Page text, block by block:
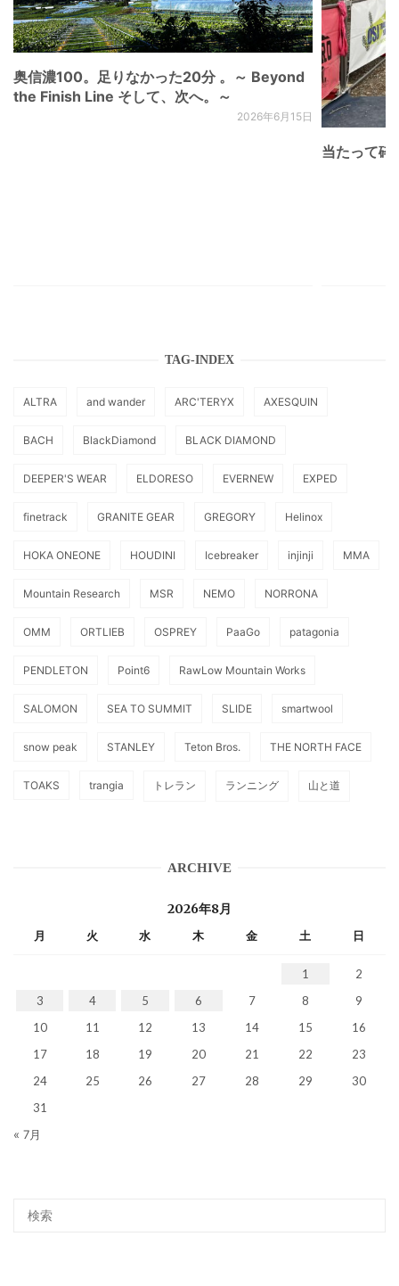
奥信濃100。足りなかった20分 。～ Beyond
the Finish Line そして、次へ。～
2026年6月15日
当たって砕
TAG-INDEX
ALTRA and wander ARC'TERYX AXESQUIN
BACH BlackDiamond BLACK DIAMOND
DEEPER'S WEAR ELDORESO EVERNEW EXPED
finetrack GRANITE GEAR GREGORY Helinox
HOKA ONEONE HOUDINI Icebreaker injinji MMA
Mountain Research MSR NEMO NORRONA
OMM ORTLIEB OSPREY PaaGo patagonia
PENDLETON Point6 RawLow Mountain Works
SALOMON SEA TO SUMMIT SLIDE smartwool
snow peak STANLEY Teton Bros. THE NORTH FACE
TOAKS trangia トレラン ランニング 山と道
ARCHIVE
2026年8月
月 火 水 木 金 土 日
1
2
3
4 5 6 7 8
9
10
11 12 13 14 15
16
17
18 19 20 21 22
23
24
25 26 27 28 29
30
31
« 7月